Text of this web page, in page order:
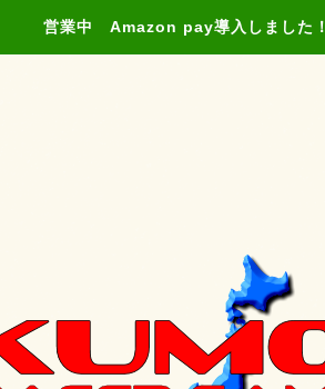
営業中 Amazon pay導入しました！